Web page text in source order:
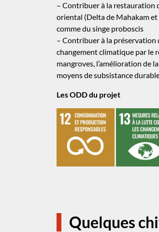
– Contribuer à la restauration
oriental (Delta de Mahakam et
comme du singe proboscis
– Contribuer à la préservation
changement climatique par le
mangroves, l’amélioration de
moyens de subsistance
Les ODD du projet
Quelques